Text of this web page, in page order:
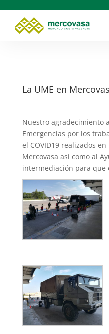
La UME en
Nuestro agradecimiento
Emergencias por los
el COVID19 realizados
Mercovasa así como al
intermediación para que